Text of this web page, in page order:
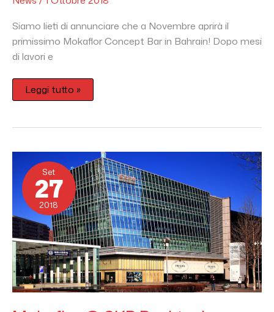
Siamo lieti di annunciare che a Novembre aprirà il
primissimo Mokaflor Concept Bar in Bahrain! Dopo mesi
di lavori e
Leggi tutto »
Set
27
2018
Mokaflor
@
SKP
Pechino!